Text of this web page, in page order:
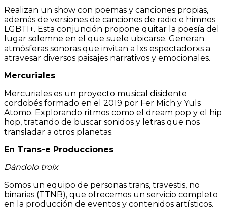
Realizan un show con poemas y canciones propias,
además de versiones de canciones de radio e himnos
LGBTI+. Esta conjunción propone quitar la poesía del
lugar solemne en el que suele ubicarse. Generan
atmósferas sonoras que invitan a lxs espectadorxs a
atravesar diversos paisajes narrativos y emocionales.
Mercuriales
Mercuriales es un proyecto musical disidente
cordobés formado en el 2019 por Fer Mich y Yuls
Atomo. Explorando ritmos como el dream pop y el hip
hop, tratando de buscar sonidos y letras que nos
transladar a otros planetas.
En Trans-e Producciones
Dándolo trolx
Somos un equipo de personas trans, travestis, no
binarias (TTNB), que ofrecemos un servicio completo
en la producción de eventos y contenidos artísticos.